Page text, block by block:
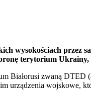
wysokościach przez
terytorium
Białorusi zwaną
wojskowe,